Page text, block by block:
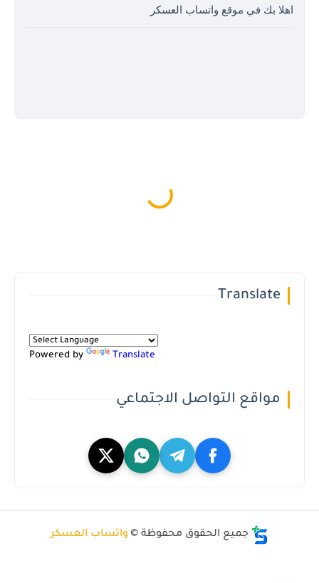
اهلا بك في موقع واتساب العسكر
Translate
Powered by Translate
مواقع التواصل الاجتماعي
جميع الحقوق محفوظة © واتساب العسكر